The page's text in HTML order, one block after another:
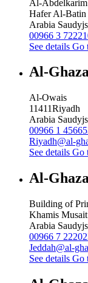
Al-
Hafer Al-Batin
Arabia
00966 3
See details Go
Al-
Al-Owais
11411Riyadh
Arabia
00966 1
Riyadh@al-
See details Go
Al-
Building of
Khamis Musait
Arabia
00966 7
Jeddah@al-
See details Go